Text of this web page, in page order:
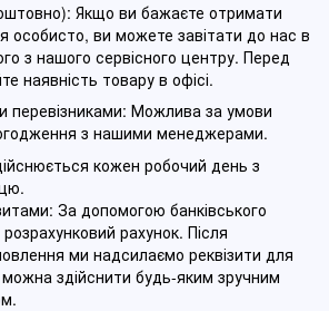
Якщо ви бажаєте отримати
особисто, ви можете завітати до нас в
з нашого сервісного центру. Перед
наявність товару в офісі.
перевізниками: Можлива за умови
з нашими менеджерами.
кожен робочий день з
За допомогою банківського
рахунок. Після
ми надсилаємо реквізити для
здійснити будь-яким зручним